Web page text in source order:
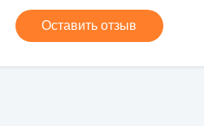
Оставить отзыв